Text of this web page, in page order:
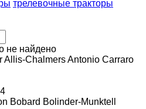
трелевочные тракторы
не найдено
Allis-ChalmersAntonio Carraro
Bobard Bolinder-Munktell